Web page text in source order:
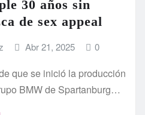
30 años sin
de sex appeal
Abr 21, 2025 0
que se inició la producción
BMW de Spartanburg…